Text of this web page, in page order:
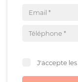
J'accepte les